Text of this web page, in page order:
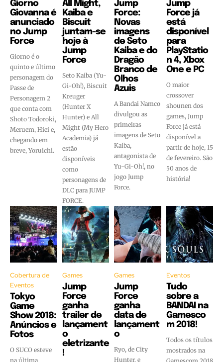
Giorno
Giovanna é
anunciado
no Jump
Force
Giorno é o
quinto e último
personagem do
Passe de
Personagem 2
que conta com
Shoto Todoroki,
Meruem, Hiei e,
chegando em
breve, Yoruichi.
All Might,
Kaiba e
Biscuit
juntam-se
hoje à
Jump
Force
Seto Kaiba (Yu-
Gi-Oh!), Biscuit
Kreuger
(Hunter X
Hunter) e All
Might (My Hero
Academia) já
estão
disponíveis
como
personagens de
DLC para JUMP
FORCE.
Jump
Force:
Novas
imagens
de Seto
Kaiba e do
Dragão
Branco de
Olhos
Azuis
A Bandai Namco
divulgou as
primeiras
imagens de Seto
Kaiba,
antagonista de
Yu-Gi-Oh!, no
jogo Jump
Force.
Jump
Force já
está
disponível
para
PlayStatio
n 4, Xbox
One e PC
O maior
crossover
shounen dos
games, Jump
Force já está
disponível a
partir de hoje, 15
de fevereiro. São
50 anos de
história!
Cobertura de
Eventos
Tokyo
Game
Show 2018:
Anúncios e
Fotos
O SUCO esteve
na última
Games
Jump
Force
ganha
trailer de
lançament
o
eletrizante
!
Games
Jump
Force
ganha
data de
lançament
o
Ryo, de City
Hunter, e
Eventos
Tudo
sobre a
BANDAI na
Gamesco
m 2018!
Todos os títulos
mostrados na